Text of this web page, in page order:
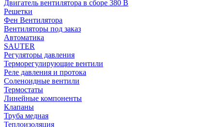
Двигатель вентилятора в сборе 380 В
Решетки
Фен Вентилятора
Вентиляторы под заказ
Автоматика
SAUTER
Регуляторы давления
Терморегулирующие вентили
Реле давления и протока
Соленоидные вентили
Термостаты
Линейные компоненты
Клапаны
Труба медная
Теплоизоляция